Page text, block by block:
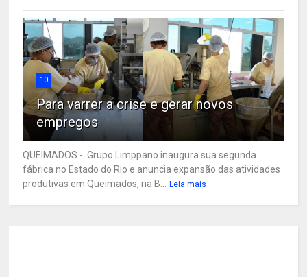
10
Para varrer a crise e gerar novos
empregos
QUEIMADOS - Grupo Limppano inaugura sua segunda
fábrica no Estado do Rio e anuncia expansão das atividades
produtivas em Queimados, na B...
Leia mais